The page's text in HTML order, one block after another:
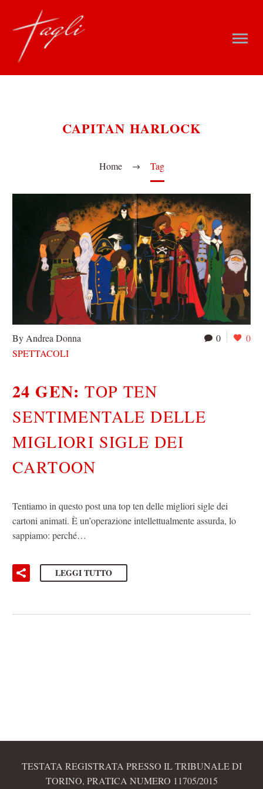
CAPITAN HARLOCK
Home Tag
0 0
By Andrea Donna
SPETTACOLI
24 GEN:TOP TEN
SENTIMENTALE DELLE
MIGLIORI SIGLE DEI
CARTOON
Tentiamo in questo post una top ten delle migliori sigle dei
cartoni animati. È un’operazione intellettualmente assurda, lo
sappiamo: perché…
LEGGI TUTTO
TESTATA REGISTRATA PRESSO IL TRIBUNALE DI
TORINO, PRATICA NUMERO 11705/2015